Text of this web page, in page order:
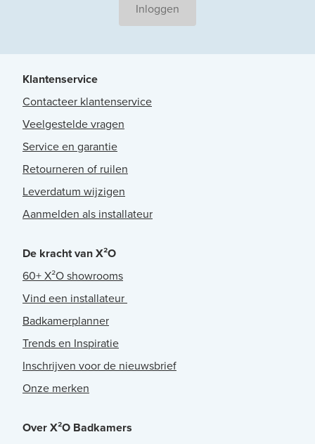
Inloggen
Klantenservice
Contacteer klantenservice
Veelgestelde vragen
Service en garantie
Retourneren of ruilen
Leverdatum wijzigen
Aanmelden als installateur
De kracht van X²O
60+ X²O showrooms
Vind een installateur
Badkamerplanner
Trends en Inspiratie
Inschrijven voor de nieuwsbrief
Onze merken
Over X²O Badkamers